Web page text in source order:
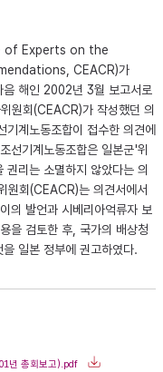
of Experts on the
CEACR)가
해인 2002년 3월 보고서로
원회(CEACR)가 작성했던 의
계노동조합이 접수한 의견에
선기계노동조합은 일본군'위
리는 소멸하지 않았다는 의
원회(CEACR)는 의견서에서
의 발언과 시베리아억류자 보
을 검토한 후, 국가의 배상청
일본 정부에 권고하였다.
년 총회보고).pdf